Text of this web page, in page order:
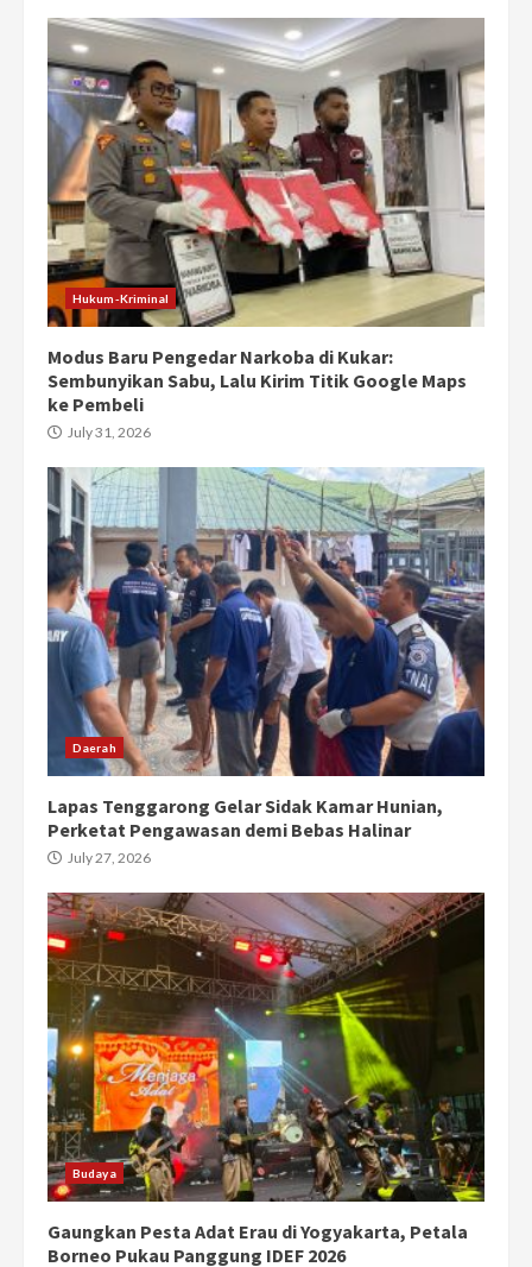
Hukum-Kriminal
Modus Baru Pengedar Narkoba di Kukar:
Sembunyikan Sabu, Lalu Kirim Titik Google Maps
ke Pembeli
July 31, 2026
Daerah
Lapas Tenggarong Gelar Sidak Kamar Hunian,
Perketat Pengawasan demi Bebas Halinar
July 27, 2026
Budaya
Gaungkan Pesta Adat Erau di Yogyakarta, Petala
Borneo Pukau Panggung IDEF 2026